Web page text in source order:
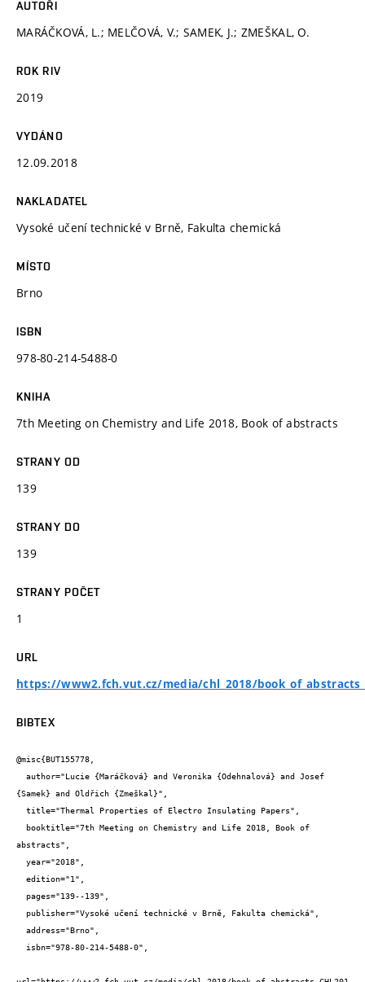
AUTOŘI
MARÁČKOVÁ, L.; MELČOVÁ, V.; SAMEK, J.; ZMEŠKAL, O.
ROK RIV
2019
VYDÁNO
12.09.2018
NAKLADATEL
Vysoké učení technické v Brně, Fakulta chemická
MÍSTO
Brno
ISBN
978-80-214-5488-0
KNIHA
7th Meeting on Chemistry and Life 2018, Book of abstracts
STRANY OD
139
STRANY DO
139
STRANY POČET
1
URL
https://www2.fch.vut.cz/media/chl_2018/
BIBTEX
@misc{BUT155778,
{Samek} and Oldřich {Zmeškal}",
abstracts",